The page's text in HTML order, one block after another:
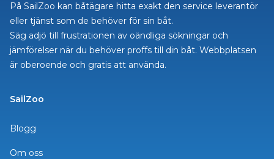
På SailZoo kan båtägare hitta exakt den service leverantör
eller tjänst som de behöver för sin båt.
Säg adjö till frustrationen av oändliga sökningar och
jämförelser när du behöver proffs till din båt. Webbplatsen
är oberoende och gratis att använda.
SailZoo
Blogg
Om oss